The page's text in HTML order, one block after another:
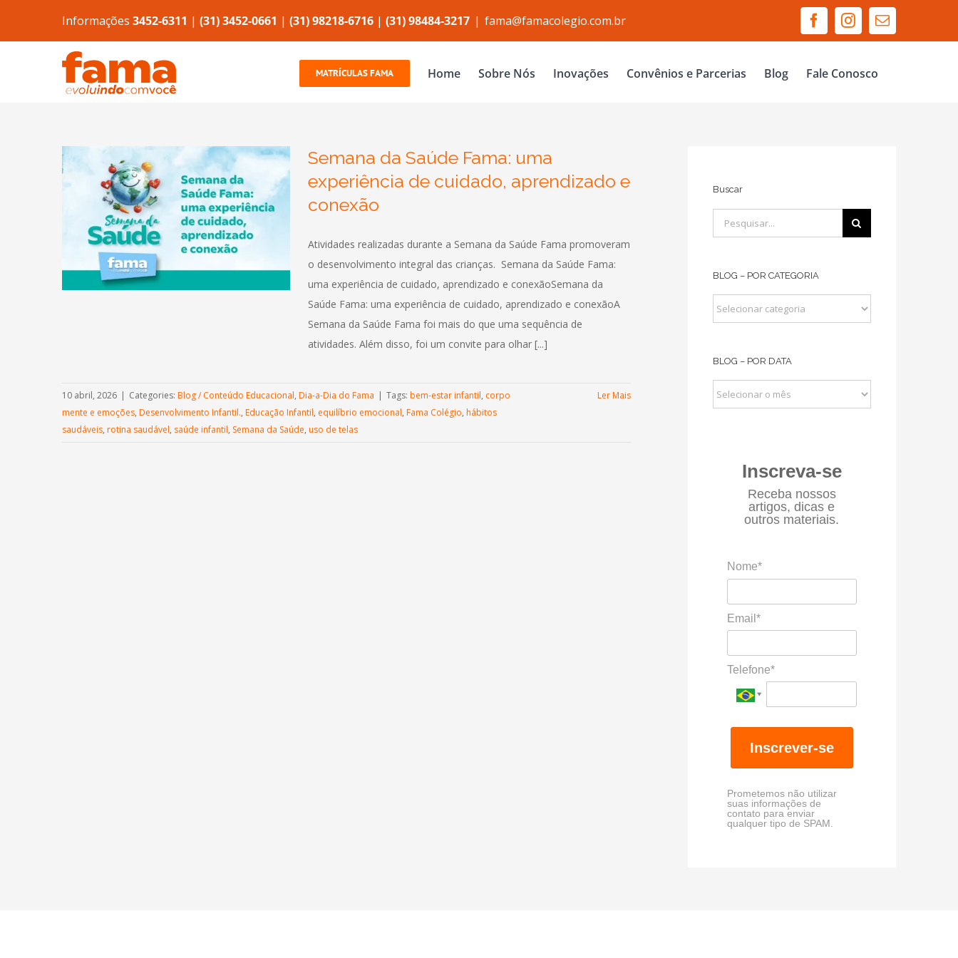
Informações 3452-6311 | (31) 3452-0661 | (31) 98218-6716 | (31) 98484-3217 | fama@famacolegio.com.br FacebookInstagram
E-
mail
MATRÍCULAS FAMA Home Sobre Nós Inovações Convênios e Parcerias Blog Fale Conosco
Semana da Saúde Fama: uma
experiência de cuidado, aprendizado e
conexão
Atividades realizadas durante a Semana da Saúde Fama promoveram
o desenvolvimento integral das crianças. Semana da Saúde Fama:
uma experiência de cuidado, aprendizado e conexãoSemana da
Saúde Fama: uma experiência de cuidado, aprendizado e conexãoA
Semana da Saúde Fama foi mais do que uma sequência de
atividades. Além disso, foi um convite para olhar [...]
10 abril, 2026 | Categories: Blog / Conteúdo Educacional, Dia-a-Dia do Fama | Tags: bem-estar infantil, corpo
mente e emoções, Desenvolvimento Infantil., Educação Infantil, equilíbrio emocional, Fama Colégio, hábitos
saudáveis, rotina saudável, saúde infantil, Semana da Saúde, uso de telas
Ler Mais
Buscar
Buscar
resultados
BLOG – POR CATEGORIA
BLOG
–
CATEGORIA
BLOG – POR DATA
BLOG
–
Inscreva-se
Receba nossos
artigos, dicas e
outros materiais.
Nome*
Email*
Telefone*
Inscrever-se
Prometemos não utilizar
suas informações de
contato para enviar
qualquer tipo de SPAM.